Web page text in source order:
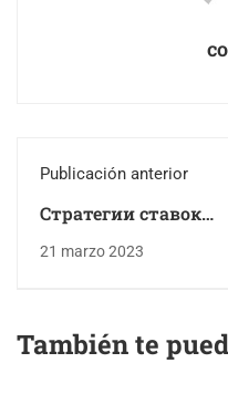
Publicación anterior
Стратегии ставок
на Vavada для
21 marzo 2023
También te